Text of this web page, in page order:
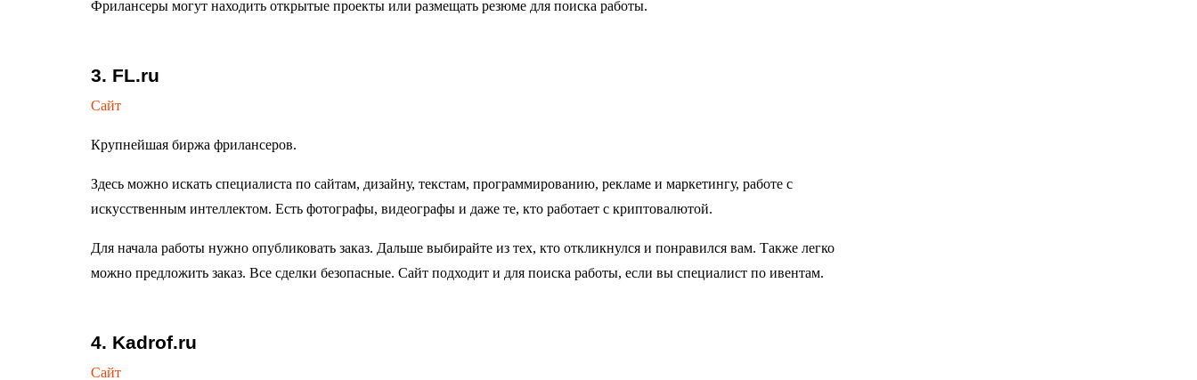
Фрилансеры могут находить открытые проекты или размещать резюме для поиска работы.
3. FL.ru
Сайт
Крупнейшая биржа фрилансеров.
Здесь можно искать специалиста по сайтам, дизайну, текстам, программированию, рекламе и маркетингу, работе с
искусственным интеллектом. Есть фотографы, видеографы и даже те, кто работает с криптовалютой.
Для начала работы нужно опубликовать заказ. Дальше выбирайте из тех, кто откликнулся и понравился вам. Также легко
можно предложить заказ. Все сделки безопасные. Сайт подходит и для поиска работы, если вы специалист по ивентам.
4. Kadrof.ru
Сайт